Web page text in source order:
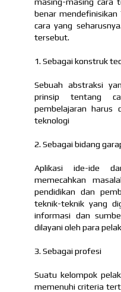
benar mendefinisikan
cara yang
tersebut.
1. Sebagai konstruk
Sebuah abstraksi
prinsip tentang
pembelajaran harus
teknologi
2. Sebagai bidang
Aplikasi ide-ide
memecahkan
pendidikan dan
teknik-teknik yang
informasi dan
dilayani oleh para
3. Sebagai profesi
Suatu kelompok
memenuhi criteria